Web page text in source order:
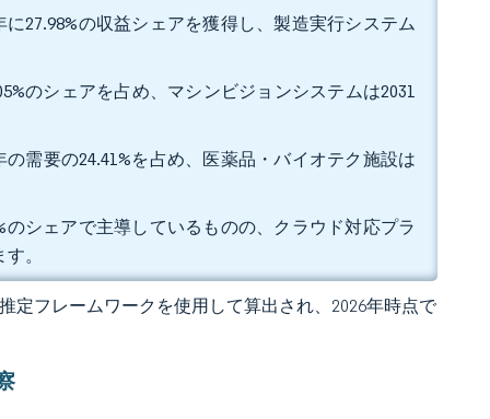
27.98%の収益シェアを獲得し、製造実行システム
のシェアを占め、マシンビジョンシステムは2031
需要の24.41%を占め、医薬品・バイオテク施設は
シェアで主導しているものの、クラウド対応プラ
。
定フレームワークを使用して算出され、2026年時点で